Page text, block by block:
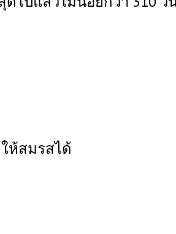
ห้สมรสได้